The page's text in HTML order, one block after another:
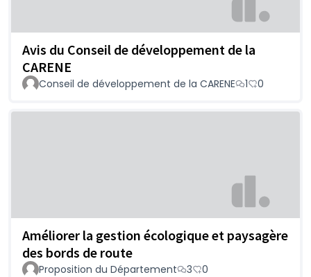
Avis du Conseil de développement de la
CARENE
Conseil de développement de la CARENE 1 0
Améliorer la gestion écologique et paysagère
des bords de route
Proposition du Département 3 0